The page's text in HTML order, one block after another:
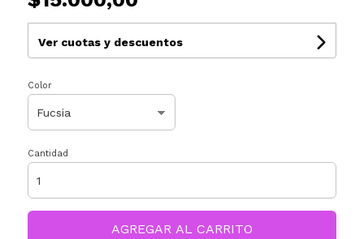
Ver cuotas y descuentos
Color
Cantidad
AGREGAR AL CARRITO